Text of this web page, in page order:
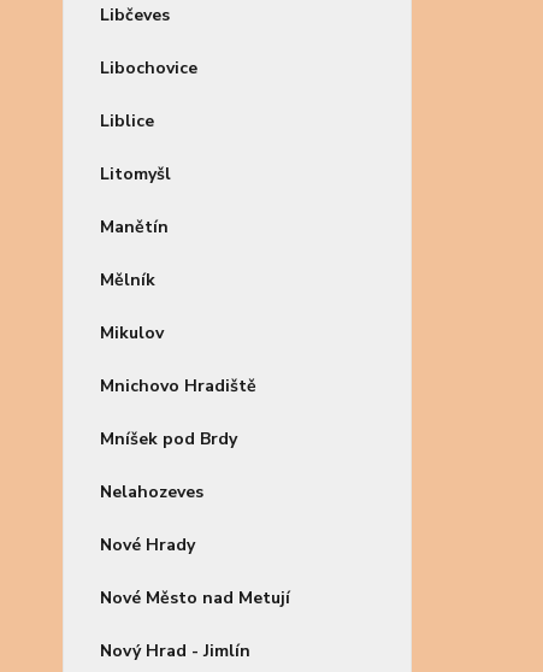
Libčeves
Libochovice
Liblice
Litomyšl
Manětín
Mělník
Mikulov
Mnichovo Hradiště
Mníšek pod Brdy
Nelahozeves
Nové Hrady
Nové Město nad Metují
Nový Hrad - Jimlín